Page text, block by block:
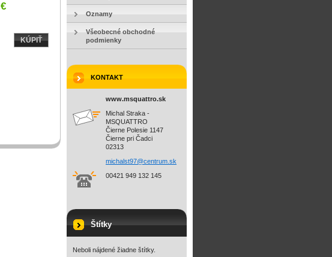
KÚPIŤ
Oznamy
Všeobecné obchodné
podmienky
KONTAKT
www.msquattro.sk
Michal Straka -
MSQUATTRO
Čierne Polesie 1147
Čierne pri Čadci
02313
michalst97@centrum.sk
00421 949 132 145
Štítky
Neboli nájdené žiadne štítky.